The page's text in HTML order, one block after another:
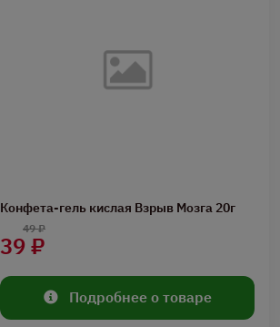
Конфета-гель кислая Взрыв Мозга 20г
39 ₽
49 ₽
Подробнее о товаре